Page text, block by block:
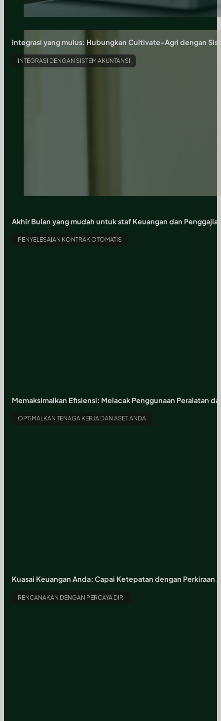
Integrasi yang mulus: Hubungkan Cultivate-Agri dengan
INTEGRASI DENGAN SISTEM AKUNTANSI
Akhir Bulan yang mudah untuk staf Keuangan dan
PENYELESAIAN KONTRAK OTOMATIS
Memaksimalkan Efisiensi: Melacak Penggunaan Peralatan
OPTIMALKAN TENAGA KERJA DAN ASET ANDA
Kuasai Keuangan Anda: Capai Ketepatan dengan Perkiraan
RENCANAKAN DENGAN PERCAYA DIRI